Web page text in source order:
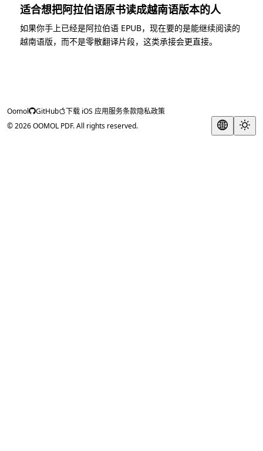
适合想把阿拉伯语原书读成越南语版本的人
如果你手上已经是阿拉伯语 EPUB，现在要的是能继续阅读的
越南语版，而不是零散翻译片段，这类承接会更直接。
Oomol GitHub 下载 iOS 应用服务条款隐私政策
© 2026 OOMOL PDF. All rights reserved.